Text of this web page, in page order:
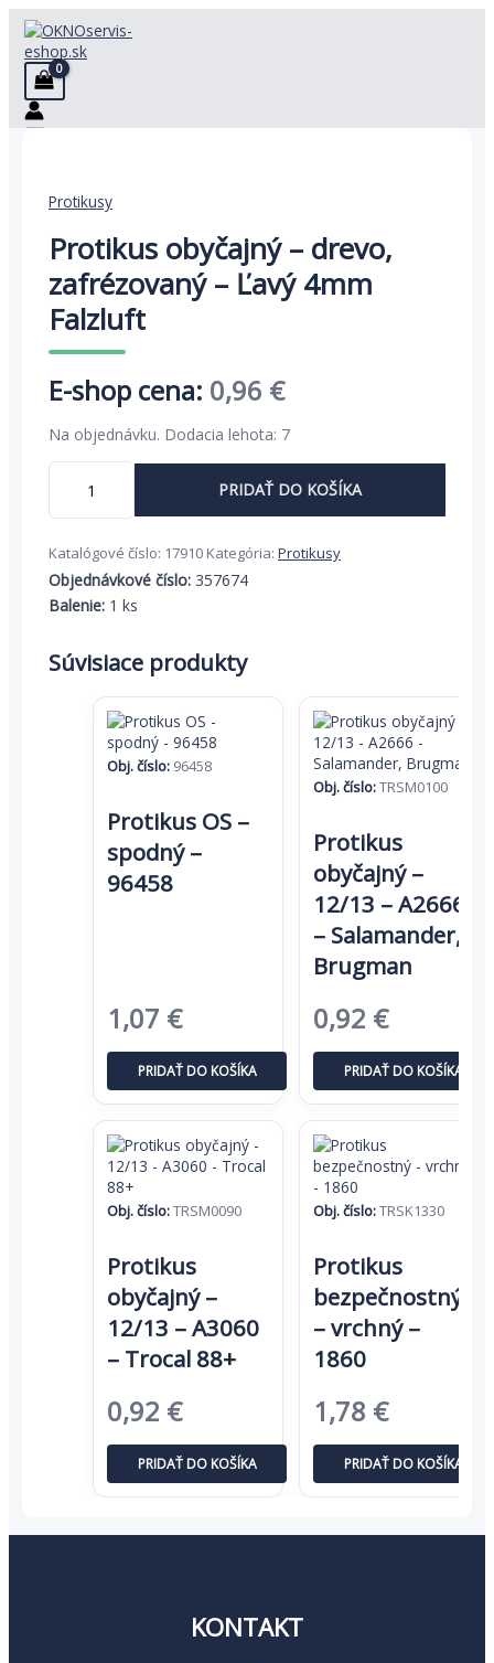
Preskočiť
na
obsah
Protikusy
Protikus obyčajný – drevo,
zafrézovaný – Ľavý 4mm
Falzluft
Pôvodná
cena
bola:
1,48 €.
0,96 €Aktuálna
cena
je:
0,96 €.
Na objednávku. Dodacia lehota: 7
množstvo
Protikus
obyčajný
drevo,
zafrézovaný
-
Ľavý
Falzluft
PRIDAŤ DO KOŠÍKA
Katalógové číslo: 17910 Kategória: Protikusy
Objednávkové číslo: 357674
Balenie: 1 ks
Súvisiace produkty
Obj. číslo: 96458
Protikus OS –
spodný –
96458
Pôvodná
cena
bola:
1,64 €.
1,07 €Aktuálna
cena
je:
1,07 €.
PRIDAŤ DO KOŠÍKA
Obj. číslo:TRSM0100
Protikus
obyčajný –
12/13 – A2666
– Salamander,
Brugman
Pôvodná
cena
bola:
1,41 €.
0,92 €
cena
je:
0,92 €.
PRIDAŤ DO KOŠÍKA
Obj. číslo:TRSM0090
Protikus
obyčajný –
12/13 – A3060
– Trocal 88+
Pôvodná
cena
bola:
0,92 €Aktuálna
cena
je:
PRIDAŤ DO KOŠÍKA
Obj. číslo:TRSK1330
Protikus
bezpečnostný
– vrchný –
1860
Pôvodná
cena
bola:
1,78 €
cena
je:
PRIDAŤ DO KOŠÍKA
KONTAKT